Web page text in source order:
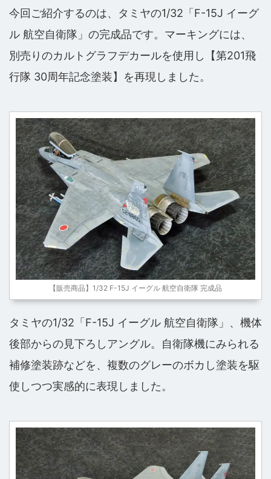
今回ご紹介するのは、タミヤの1/32「F-15J イーグ
ル 航空自衛隊」の完成品です。マーキングには、
別売りのカルトグラフデカールを使用し【第201飛
行隊 30周年記念塗装】を再現しました。
【販売商品】1/32 F-15J イーグル 航空自衛隊 完成品
タミヤの1/32「F-15J イーグル 航空自衛隊」、機体
後部からの見下ろしアングル。自衛隊機にみられる
補修塗装跡などを、複数のグレーのボカし塗装を駆
使しつつ実感的に表現しました。